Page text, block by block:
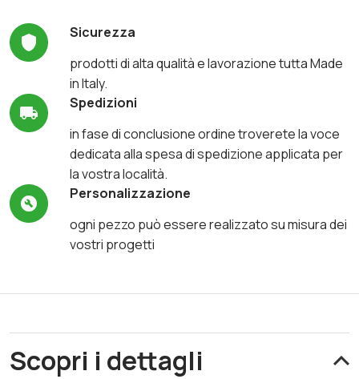
Sicurezza
prodotti di alta qualità e lavorazione tutta Made
in Italy.
Spedizioni
in fase di conclusione ordine troverete la voce
dedicata alla spesa di spedizione applicata per
la vostra località.
Personalizzazione
ogni pezzo può essere realizzato su misura dei
vostri progetti
Scopri i dettagli